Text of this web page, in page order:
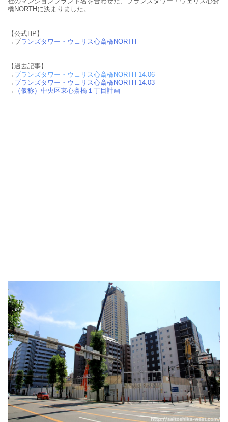
橋NORTHに決まりました。
【公式HP】
→ブランズタワー・ウェリス心斎橋NORTH
【過去記事】
→ ブランズタワー・ウェリス心斎橋NORTH 14.06
→ ブランズタワー・ウェリス心斎橋NORTH 14.03
→
（仮称）中央区東心斎橋１丁目計画